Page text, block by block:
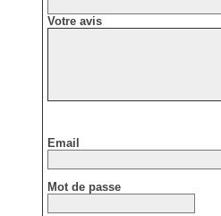
Votre avis
Email
Mot de passe